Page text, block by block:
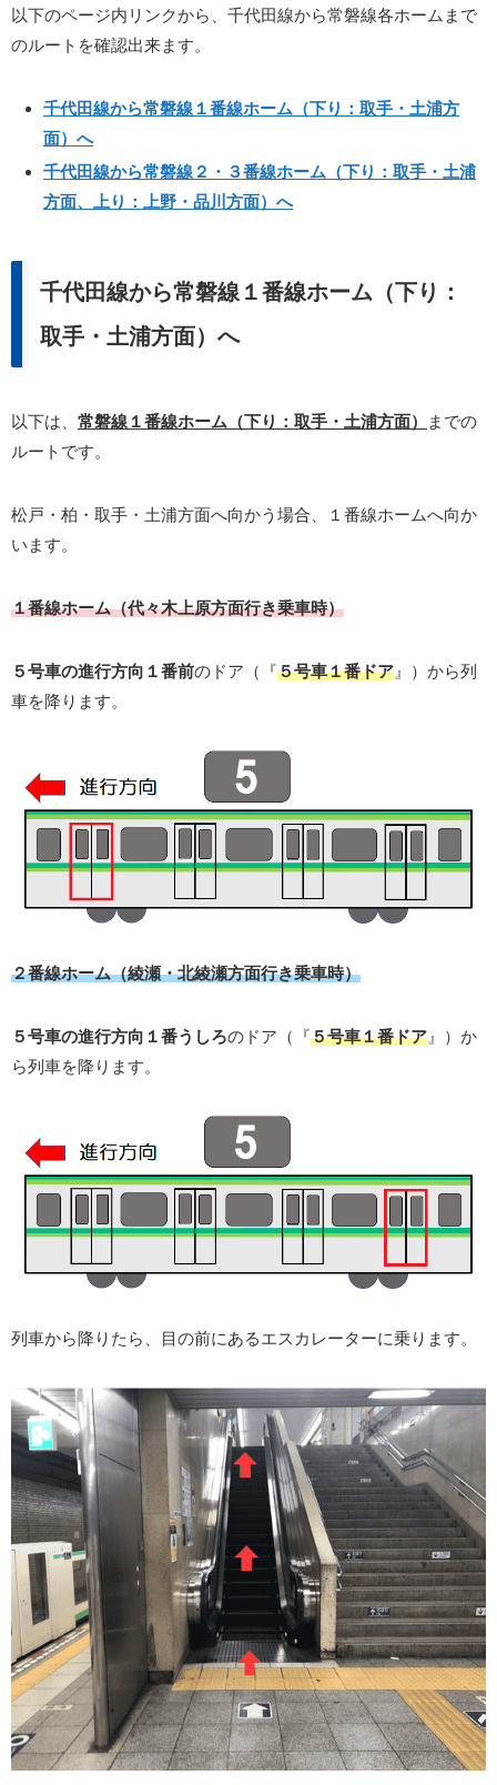
以下のページ内リンクから、千代田線から常磐線各ホームまで
のルートを確認出来ます。
千代田線から常磐線１番線ホーム（下り：取手・土浦方
面）へ
千代田線から常磐線２・３番線ホーム（下り：取手・土浦
方面、上り：上野・品川方面）へ
千代田線から常磐線１番線ホーム（下り：
取手・土浦方面）へ
以下は、 常磐線１番線ホーム（下り：取手・土浦方面）
までの
ルートです。
松戸・柏・取手・土浦方面へ向かう場合、１番線ホームへ向か
います。
１番線ホーム（代々木上原方面行き乗車時）
５号車の進行方向１番前のドア（『５号車１番ドア 』）から列
車を降ります。
２番線ホーム（綾瀬・北綾瀬方面行き乗車時）
５号車の進行方向１番うしろのドア（『５号車１番ドア 』）か
ら列車を降ります。
列車から降りたら、目の前にあるエスカレーターに乗ります。